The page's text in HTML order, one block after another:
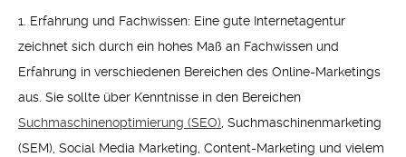
1. Erfahrung und Fachwissen: Eine gute Internetagentur
zeichnet sich durch ein hohes Maß an Fachwissen und
Erfahrung in verschiedenen Bereichen des Online-Marketings
aus. Sie sollte über Kenntnisse in den Bereichen
Suchmaschinenoptimierung (SEO) , Suchmaschinenmarketing
(SEM), Social Media Marketing, Content-Marketing und vielem